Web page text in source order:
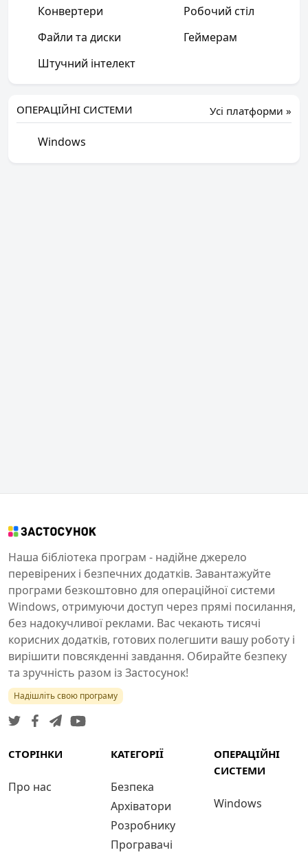
Конвертери
Робочий стіл
Файли та диски
Геймерам
Штучний інтелект
Усі платформи »
ОПЕРАЦІЙНІ СИСТЕМИ
Windows
Наша бібліотека програм - надійне джерело
перевірених і безпечних додатків. Завантажуйте
програми безкоштовно для операційної системи
Windows, отримуючи доступ через прямі посилання,
без надокучливої реклами. Вас чекають тисячі
корисних додатків, готових полегшити вашу роботу і
вирішити повсякденні завдання. Обирайте безпеку
та зручність разом із Застосунок!
Надішліть свою програму
СТОРІНКИ
Про нас
КАТЕГОРІЇ
Безпека
Архіватори
Розробнику
Програвачі
ОПЕРАЦІЙНІ
СИСТЕМИ
Windows